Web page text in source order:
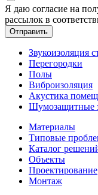
Я даю согласие на
рассылок в
Звукоизоляция
Перегородки
Полы
Виброизоляция
Акустика
Шумозащитные
Материалы
Типовые
Каталог
Объекты
Проектирование
Монтаж